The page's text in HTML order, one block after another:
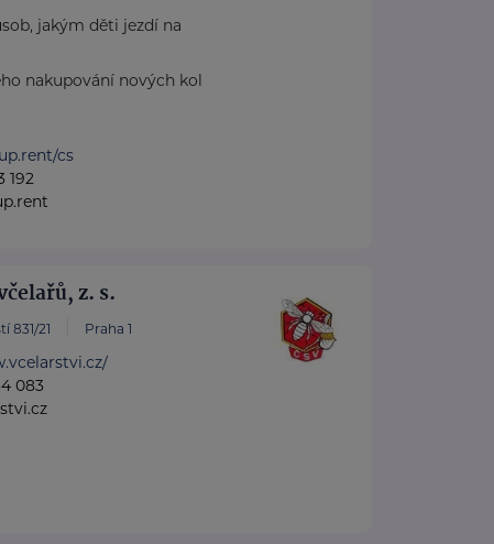
jakým děti jezdí na
nakupování nových kol
cs
192
z. s.
831/21 Praha 1
083